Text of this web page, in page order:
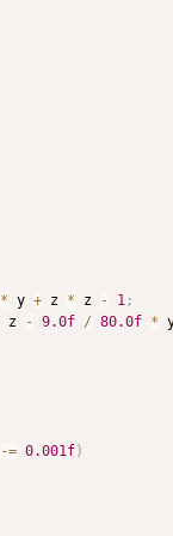
* y + z * z - 1 ;
z - 9.0f / 80.0f *
-= 0.001f)